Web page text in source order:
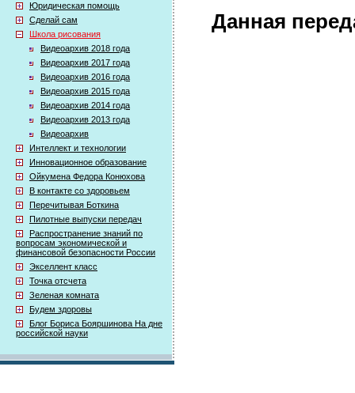
Юридическая помощь
Сделай сам
Школа рисования
Видеоархив 2018 года
Видеоархив 2017 года
Видеоархив 2016 года
Видеоархив 2015 года
Видеоархив 2014 года
Видеоархив 2013 года
Видеоархив
Интеллект и технологии
Инновационное образование
Ойкумена Федора Конюхова
В контакте со здоровьем
Перечитывая Боткина
Пилотные выпуски передач
Распространение знаний по
вопросам экономической и
финансовой безопасности России
Экселлент класс
Точка отсчета
Зеленая комната
Будем здоровы
Блог Бориса Бояршинова На дне
российской науки
Данная